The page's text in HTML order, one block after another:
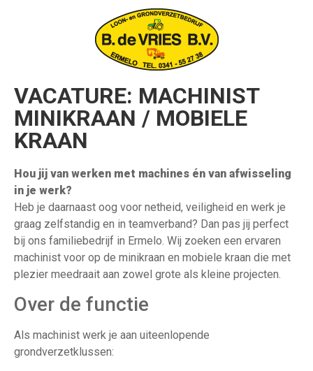
VACATURE: MACHINIST
MINIKRAAN / MOBIELE
KRAAN
Hou jij van werken met machines én van afwisseling
in je werk?
Heb je daarnaast oog voor netheid, veiligheid en werk je
graag zelfstandig en in teamverband? Dan pas jij perfect
bij ons familiebedrijf in Ermelo. Wij zoeken een ervaren
machinist voor op de minikraan en mobiele kraan die met
plezier meedraait aan zowel grote als kleine projecten.
Over de functie
Als machinist werk je aan uiteenlopende
grondverzetklussen: